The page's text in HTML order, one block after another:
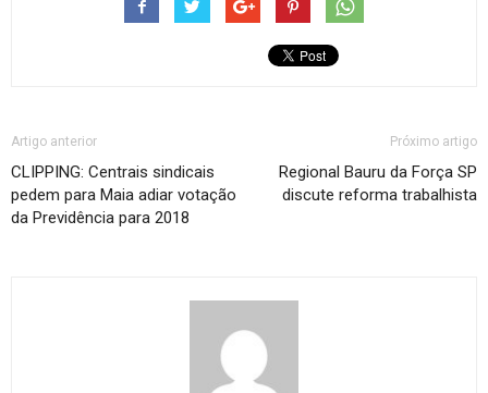
Artigo anterior
CLIPPING: Centrais sindicais
pedem para Maia adiar votação
da Previdência para 2018
Próximo artigo
Regional Bauru da Força SP
discute reforma trabalhista